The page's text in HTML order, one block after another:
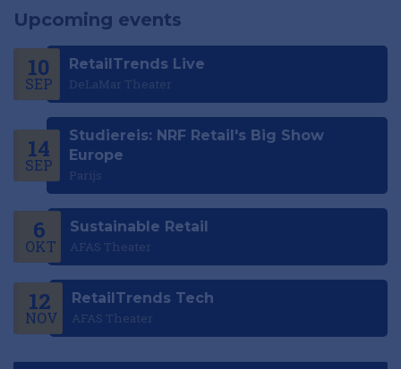
Upcoming events
10
SEP
RetailTrends Live
DeLaMar Theater
14
SEP
Studiereis: NRF Retail's Big Show
Europe
Parijs
6
OKT
Sustainable Retail
AFAS Theater
12
NOV
RetailTrends Tech
AFAS Theater